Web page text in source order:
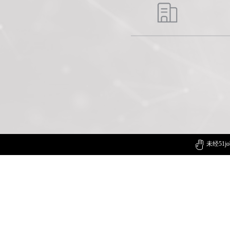
未经